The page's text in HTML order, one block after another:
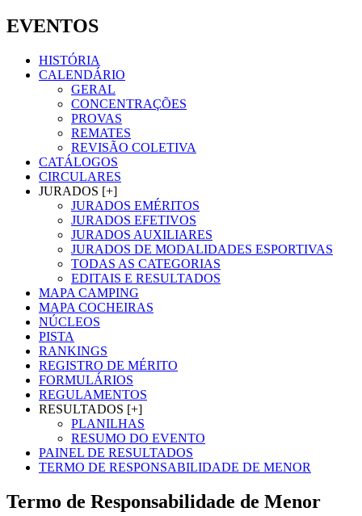
EVENTOS
HISTÓRIA
CALENDÁRIO
GERAL
CONCENTRAÇÕES
PROVAS
REMATES
REVISÃO COLETIVA
CATÁLOGOS
CIRCULARES
JURADOS [+]
JURADOS EMÉRITOS
JURADOS EFETIVOS
JURADOS AUXILIARES
JURADOS DE MODALIDADES ESPORTIVAS
TODAS AS CATEGORIAS
EDITAIS E RESULTADOS
MAPA CAMPING
MAPA COCHEIRAS
NÚCLEOS
PISTA
RANKINGS
REGISTRO DE MÉRITO
FORMULÁRIOS
REGULAMENTOS
RESULTADOS [+]
PLANILHAS
RESUMO DO EVENTO
PAINEL DE RESULTADOS
TERMO DE RESPONSABILIDADE DE MENOR
Termo de Responsabilidade de Menor